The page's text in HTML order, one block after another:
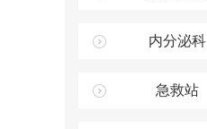
内分泌科
急救站